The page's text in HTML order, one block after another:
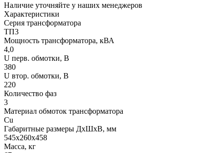
Наличие уточняйте у наших менеджеров
Характеристики
Серия трансформатора
ТП3
Мощность трансформатора, кВА
4,0
U перв. обмотки, В
380
U втор. обмотки, В
220
Количество фаз
3
Материал обмоток трансформатора
Cu
Габаритные размеры ДхШхВ, мм
545x260x458
Масса, кг